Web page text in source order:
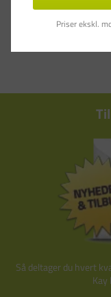
Så deltager du hvert
Kay
Priser ekskl.